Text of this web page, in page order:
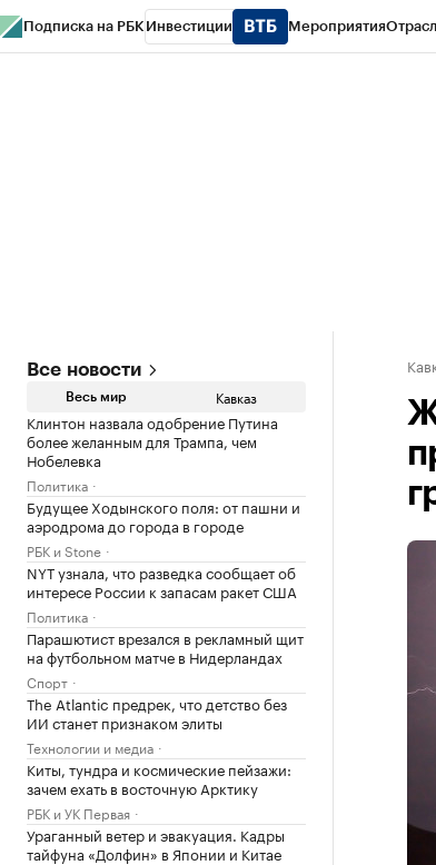
Подписка на РБК Инвестиции Мероприятия
Все новости
Весь мир Кавказ
Клинтон назвала одобрение Путина
более желанным для Трампа, чем
Нобелевка
Политика
Будущее Ходынского поля: от пашни и
аэродрома до города в городе
РБК и Stone
NYT узнала, что разведка сообщает об
интересе России к запасам ракет США
Политика
Парашютист врезался в рекламный щит
на футбольном матче в Нидерландах
Спорт
The Atlantic предрек, что детство без
ИИ станет признаком элиты
Технологии и медиа
Киты, тундра и космические пейзажи:
зачем ехать в восточную Арктику
РБК и УК Первая
Ураганный ветер и эвакуация. Кадры
тайфуна «Долфин» в Японии и Китае